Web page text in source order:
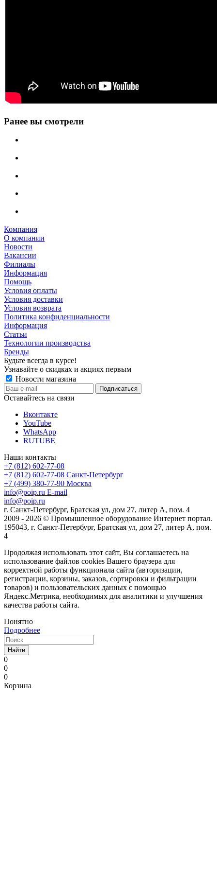
Ранее вы смотрели
Компания
О компании
Новости
Вакансии
Филиалы
Информация
Помощь
Условия оплаты
Условия доставки
Условия возврата
Политика конфиденциальности
Информация
Статьи
Технологии производства
Бренды
Будьте всегда в курсе!
Узнавайте о скидках и акциях первым
Новости магазина
Оставайтесь на связи
Вконтакте
YouTube
WhatsApp
RUTUBE
Наши контакты
+7 (812) 602-77-08
+7 (812) 602-77-08 Санкт-Петербург
+7 (499) 380-77-90 Москва
info@poip.ru E-mail
info@poip.ru
г. Санкт-Петербург, Братская ул, дом 27, литер А, пом. 4
2009 - 2026 © Промышленное оборудование Интернет портал.
195043, г. Санкт-Петербург, Братская ул, дом 27, литер А, пом.
4
Продолжая использовать этот сайт, Вы соглашаетесь на
использование файлов cookies Вашего браузера для
корректной работы функционала сайта (авторизации,
регистрации, корзины, заказов, сортировки и фильтрации
товаров) и пользовательских данных с помощью
Яндекс.Метрика, необходимых для аналитики и улучшения
качества работы сайта.
Понятно
Подробнее
Найти
0
0
0
Корзина